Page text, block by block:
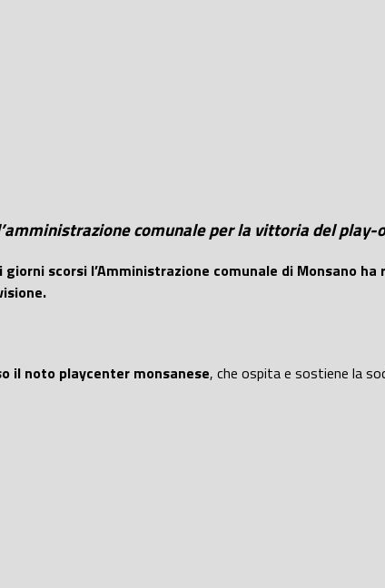
comunale per la vittoria del
giorni scorsi l’Amministrazione comunale di Monsano
il noto playcenter monsanese, che ospita e sostiene la